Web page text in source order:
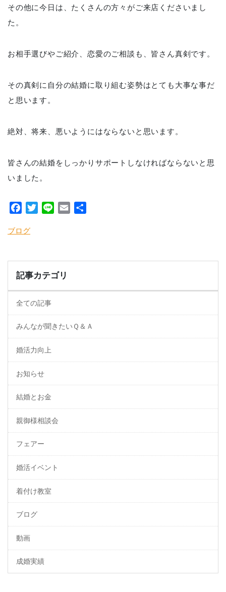
その他に今日は、たくさんの方々がご来店くださいまし
た。
お相手選びやご紹介、恋愛のご相談も、皆さん真剣です。
その真剣に自分の結婚に取り組む姿勢はとても大事な事だ
と思います。
絶対、将来、悪いようにはならないと思います。
皆さんの結婚をしっかりサポートしなければならないと思
いました。
Facebook
TwitterLine Email
ブログ
記事カテゴリ
全ての記事
みんなが聞きたいＱ＆Ａ
婚活力向上
お知らせ
結婚とお金
親御様相談会
フェアー
婚活イベント
着付け教室
ブログ
動画
成婚実績